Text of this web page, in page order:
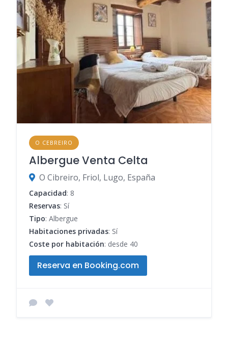
O CEBREIRO
Albergue Venta Celta
O Cibreiro, Friol, Lugo, España
Capacidad: 8
Reservas: Sí
Tipo: Albergue
Habitaciones privadas: Sí
Coste por habitación: desde 40
Reserva en Booking.com